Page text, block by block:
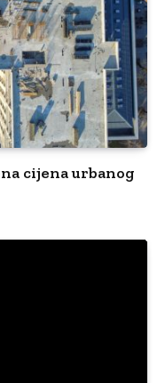
cijena urbanog